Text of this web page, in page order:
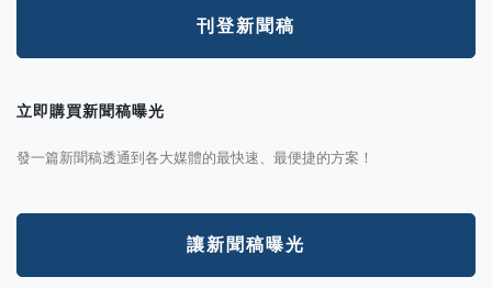
刊登新聞稿
立即購買新聞稿曝光
發一篇新聞稿透通到各大媒體的最快速、最便捷的方案！
讓新聞稿曝光